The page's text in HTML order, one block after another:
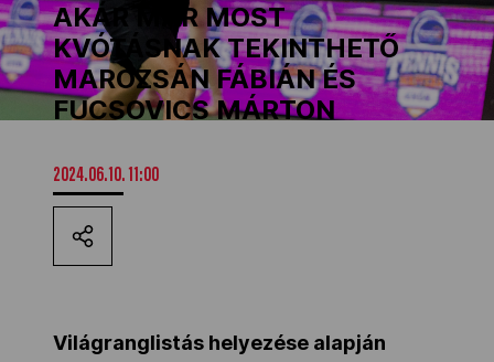
Los Angeles 2028
MOB
Kettőskarrier-program
AKÁR MÁR MOST
KVÓTÁSNAK TEKINTHETŐ
MAROZSÁN FÁBIÁN ÉS
FUCSOVICS MÁRTON
2024.06.10. 11:00
Világranglistás helyezése alapján